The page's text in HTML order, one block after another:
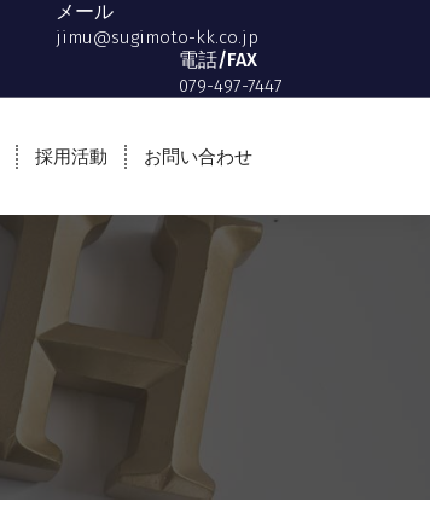
メール
jimu@sugimoto-kk.co.jp
電話/FAX
079-497-7447
採用活動 お問い合わせ